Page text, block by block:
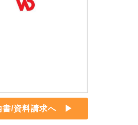
書/資料請求へ